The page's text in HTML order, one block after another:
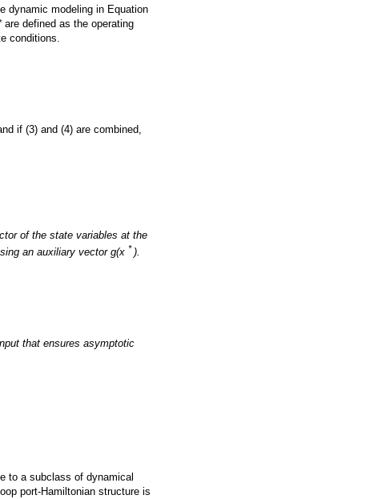
modeling in Equation
are defined as the operating
of the state variables at the
to a subclass of dynamical